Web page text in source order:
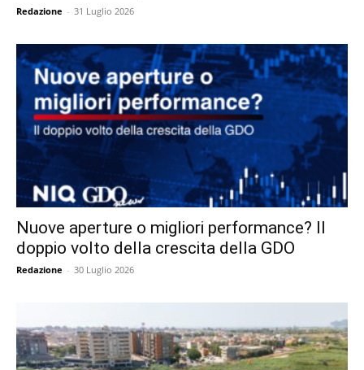
Redazione - 31 Luglio 2026
Nuove aperture o migliori performance? Il
doppio volto della crescita della GDO
Redazione - 30 Luglio 2026